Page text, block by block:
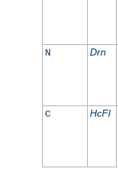
N Drn
C HcFl